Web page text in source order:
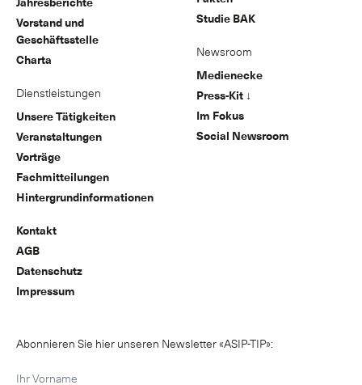
Vorstand und
Geschäftsstelle
Charta
Dienstleistungen
Unsere Tätigkeiten
Veranstaltungen
Vorträge
Fachmitteilungen
Hintergrundinformationen
Studie BAK
Newsroom
Medienecke
Press-Kit ↓
Im Fokus
Social Newsroom
Kontakt
AGB
Datenschutz
Impressum
Abonnieren Sie hier unseren Newsletter «ASIP-TIP»: